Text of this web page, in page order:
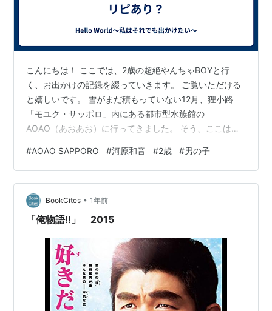
こんにちは！ ここでは、2歳の超絶やんちゃBOYと行
く、お出かけの記録を綴っていきます。 ご覧いただける
と嬉しいです。 雪がまだ積もっていない12月、狸小路
「モユク・サッポロ」内にある都市型水族館の
AOAO（あおあお）に行ってきました。 そう、ここは北
しい星」で取り上げていたスポットの1つです。 神城くん
はさえちゃんのものだけど、私もせめて雰囲気を楽しみ
たいと思い、息子を連れて行ったのでした（疑似デー
ト？） 2歳児連れの我が家の結論は、5段階中2☆でし
た。 理由は「2歳児には背が高くて水槽が見えにくい」
#AOAO SAPPORO #河原和音 #2歳 #男の子
BookCites • 1年前
「俺物語!!」 2015